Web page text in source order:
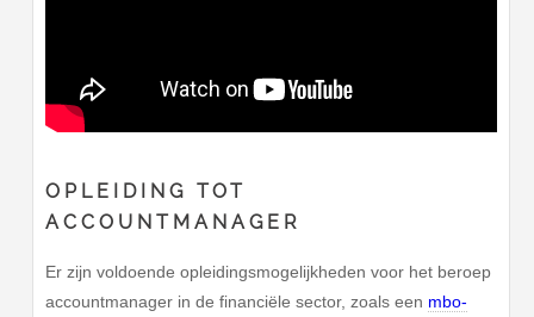
OPLEIDING TOT
ACCOUNTMANAGER
Er zijn voldoende opleidingsmogelijkheden voor het beroep
accountmanager in de financiële sector, zoals een mbo-